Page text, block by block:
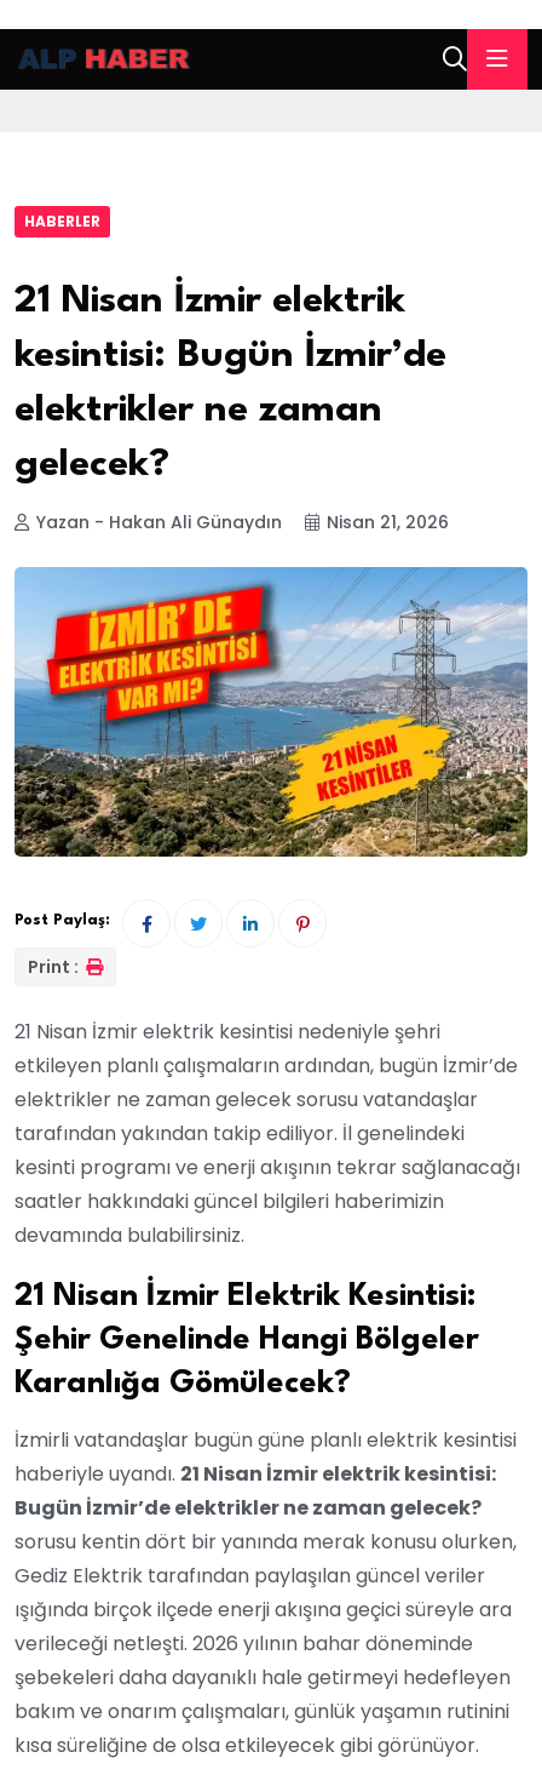
HABERLER
21 Nisan İzmir elektrik
kesintisi: Bugün İzmir’de
elektrikler ne zaman
gelecek?
Yazan - Hakan Ali Günaydın Nisan 21, 2026
Post Paylaş:
Print :
21 Nisan İzmir elektrik kesintisi nedeniyle şehri
etkileyen planlı çalışmaların ardından, bugün İzmir’de
elektrikler ne zaman gelecek sorusu vatandaşlar
tarafından yakından takip ediliyor. İl genelindeki
kesinti programı ve enerji akışının tekrar sağlanacağı
saatler hakkındaki güncel bilgileri haberimizin
devamında bulabilirsiniz.
21 Nisan İzmir Elektrik Kesintisi:
Şehir Genelinde Hangi Bölgeler
Karanlığa Gömülecek?
İzmirli vatandaşlar bugün güne planlı elektrik kesintisi
haberiyle uyandı. 21 Nisan İzmir elektrik kesintisi:
Bugün İzmir’de elektrikler ne zaman gelecek?
sorusu kentin dört bir yanında merak konusu olurken,
Gediz Elektrik tarafından paylaşılan güncel veriler
ışığında birçok ilçede enerji akışına geçici süreyle ara
verileceği netleşti. 2026 yılının bahar döneminde
şebekeleri daha dayanıklı hale getirmeyi hedefleyen
bakım ve onarım çalışmaları, günlük yaşamın rutinini
kısa süreliğine de olsa etkileyecek gibi görünüyor.